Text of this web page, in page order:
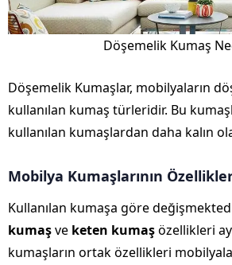
Döşemelik Kumaş
Döşemelik Kumaşlar, mobilyaların
kullanılan kumaş türleridir. Bu
kullanılan kumaşlardan daha kalın
Mobilya Kumaşlarının
Kullanılan kumaşa göre
kumaşve keten kumaşözellikleri
kumaşların ortak özellikleri